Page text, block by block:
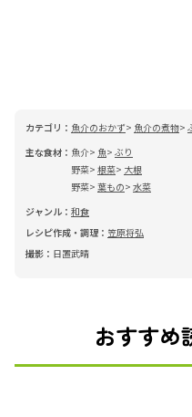
カテゴリ： 魚介のおかず 魚介の煮物
主な食材： 魚介 魚 ぶり
野菜 根菜
大根
野菜 葉もの
水菜
ジャンル： 和食
レシピ作成・調理： 笠原将弘
撮影： 日置武晴
おすすめ